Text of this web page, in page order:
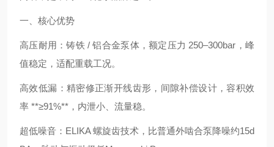
一、核心优势
高压耐用：铸铁 / 铝合金泵体，额定压力 250–300bar，峰
值稳定，适配重载工况。
高效低漏：精密修正渐开线齿形，间隙补偿设计，容积效
率 **≥91%**，内泄小、流量稳。
超低噪音：ELIKA 螺旋齿技术，比普通外啮合泵降噪约15d